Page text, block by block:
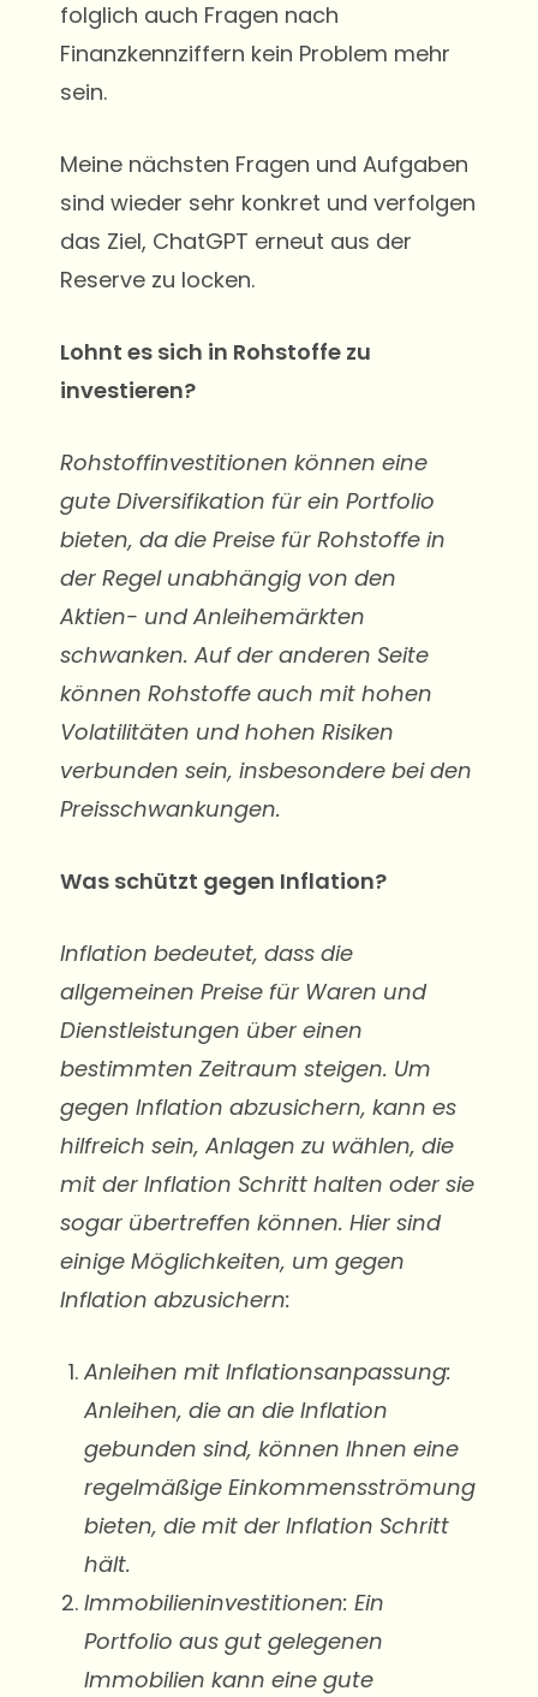
folglich auch Fragen nach
Finanzkennziffern kein Problem mehr
sein.
Meine nächsten Fragen und Aufgaben
sind wieder sehr konkret und verfolgen
das Ziel, ChatGPT erneut aus der
Reserve zu locken.
Lohnt es sich in Rohstoffe zu
investieren?
Rohstoffinvestitionen können eine
gute Diversifikation für ein Portfolio
bieten, da die Preise für Rohstoffe in
der Regel unabhängig von den
Aktien- und Anleihemärkten
schwanken. Auf der anderen Seite
können Rohstoffe auch mit hohen
Volatilitäten und hohen Risiken
verbunden sein, insbesondere bei den
Preisschwankungen.
Was schützt gegen Inflation?
Inflation bedeutet, dass die
allgemeinen Preise für Waren und
Dienstleistungen über einen
bestimmten Zeitraum steigen. Um
gegen Inflation abzusichern, kann es
hilfreich sein, Anlagen zu wählen, die
mit der Inflation Schritt halten oder sie
sogar übertreffen können. Hier sind
einige Möglichkeiten, um gegen
Inflation abzusichern:
Anleihen mit Inflationsanpassung:
Anleihen, die an die Inflation
gebunden sind, können Ihnen eine
regelmäßige Einkommensströmung
bieten, die mit der Inflation Schritt
hält.
Immobilieninvestitionen: Ein
Portfolio aus gut gelegenen
Immobilien kann eine gute